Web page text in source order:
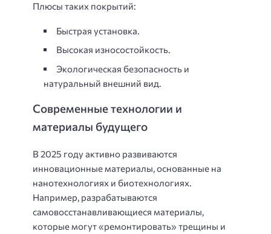
Плюсы таких покрытий:
Быстрая установка.
Высокая износостойкость.
Экологическая безопасность и
натуральный внешний вид.
Современные технологии и
материалы будущего
В 2025 году активно развиваются
инновационные материалы, основанные на
нанотехнологиях и биотехнологиях.
Например, разрабатываются
самовосстанавливающиеся материалы,
которые могут «ремонтировать» трещины и